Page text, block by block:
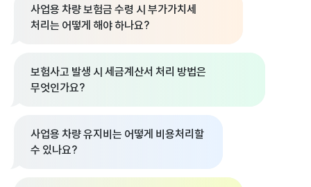
사업용 차량 보험금 수령 시 부가가치세
처리는 어떻게 해야 하나요?
보험사고 발생 시 세금계산서 처리 방법은
무엇인가요?
사업용 차량 유지비는 어떻게 비용처리할
수 있나요?